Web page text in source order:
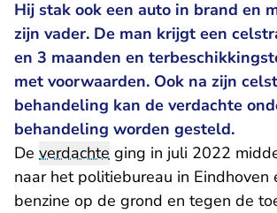
Hij stak ook een auto in brand en
zijn vader. De man krijgt een
en 3 maanden en
met voorwaarden. Ook na zijn
behandeling kan de verdachte
behandeling worden gesteld.
De verdachte ging in juli 2022
naar het politiebureau in Eindhoven
benzine op de grond en tegen de